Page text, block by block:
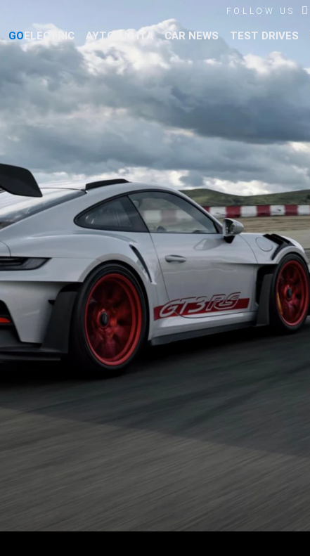
FOLLOW US
GOELECTRIC ΑΥΤΟΚΙΝΗΤΑ CAR NEWS TEST DRIVES
Βρες τα πάντα για το αυτοκίνητο!